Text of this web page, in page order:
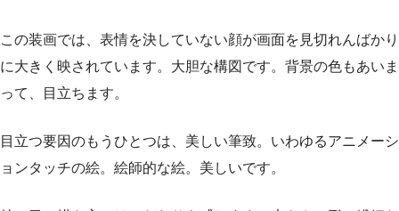
この装画では、表情を決していない顔が画面を見切れんばかり
に大きく映されています。大胆な構図です。背景の色もあいま
って、目立ちます。
目立つ要因のもうひとつは、美しい筆致。いわゆるアニメーシ
ョンタッチの絵。絵師的な絵。美しいです。